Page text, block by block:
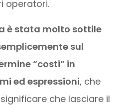
operatori.
è stata molto sottile
sul
“costi” in
ed espressioni, che
che lasciare il